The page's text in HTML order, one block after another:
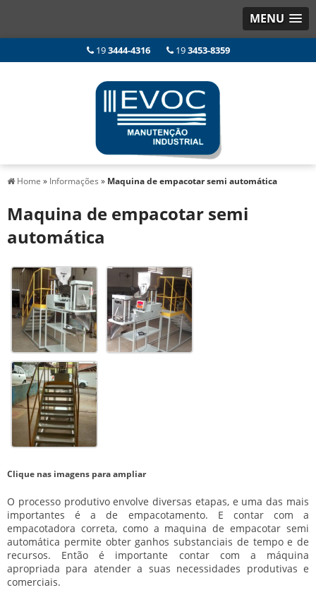
MENU
193444-4316 193453-8359
Home » Informações » Maquina de empacotar semi automática
Maquina de empacotar semi
automática
Clique nas imagens para ampliar
O processo produtivo envolve diversas etapas, e uma das mais
importantes é a de empacotamento. E contar com a
empacotadora correta, como a maquina de empacotar semi
automática permite obter ganhos substanciais de tempo e de
recursos. Então é importante contar com a máquina
apropriada para atender a suas necessidades produtivas e
comerciais.